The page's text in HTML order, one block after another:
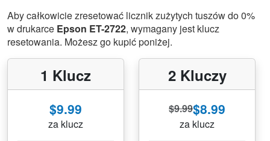
Aby całkowicie zresetować licznik zużytych tuszów do 0%
w drukarce Epson ET-2722, wymagany jest klucz
resetowania. Możesz go kupić poniżej.
1 Klucz
$9.99
za klucz
2 Kluczy
$9.99$8.99
za klucz